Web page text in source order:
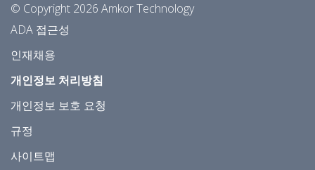
© Copyright 2026 Amkor Technology
ADA 접근성
인재채용
개인정보 처리방침
개인정보 보호 요청
규정
사이트맵